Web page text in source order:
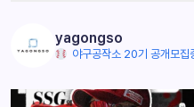
yagongso
야구공작소 20기 공개모집